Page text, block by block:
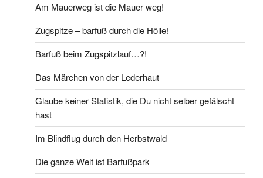
Am Mauerweg ist die Mauer weg!
Zugspitze – barfuß durch die Hölle!
Barfuß beim Zugspitzlauf…?!
Das Märchen von der Lederhaut
Glaube keiner Statistik, die Du nicht selber gefälscht
hast
Im Blindflug durch den Herbstwald
Die ganze Welt ist Barfußpark